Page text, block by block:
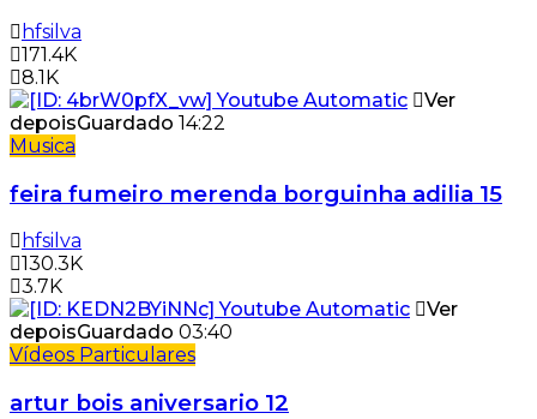
hfsilva
171.4K
8.1K
Ver
depoisGuardado 14:22
Musica
feira fumeiro merenda borguinha adilia 15
hfsilva
130.3K
3.7K
Ver
depoisGuardado 03:40
Vídeos Particulares
artur bois aniversario 12